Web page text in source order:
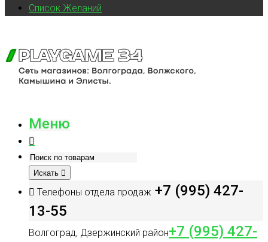
Список Желаний
Меню
Искать
Телефоны отдела продаж +7 (995) 427-
13-55
Волгоград, Дзержинский район+7 (995) 427-